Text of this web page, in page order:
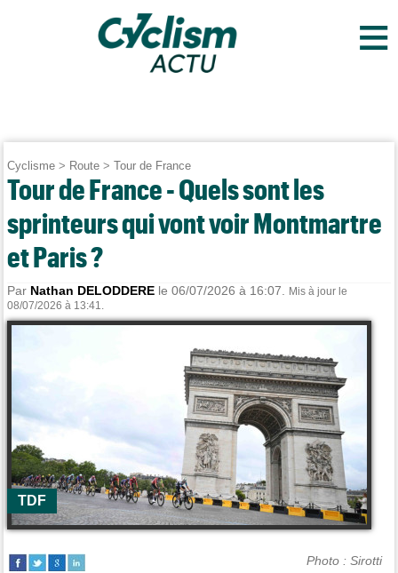
≡
Cyclisme > Route >Tour de France
Tour de France - Quels sont les
sprinteurs qui vont voir Montmartre
et Paris ?
Par Nathan DELODDERE le 06/07/2026 à 16:07.
Mis à jour le
08/07/2026 à 13:41.
TDF
Photo : Sirotti